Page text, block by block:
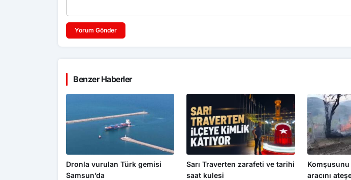
Yorum Gönder
Benzer Haberler
Dronla vurulan Türk gemisi
Samsun’da
Sarı Traverten zarafeti ve tarihi
saat kulesi
aracını